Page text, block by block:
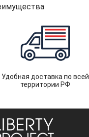
Удобная доставка по всей
территории РФ